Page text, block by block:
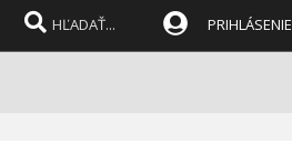
PRIHLÁSENIE